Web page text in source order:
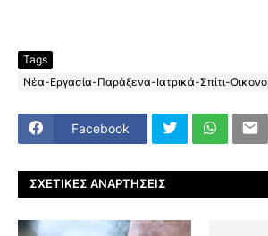
Tags
Νέα-Εργασία-Παράξενα-Ιατρικά-Σπίτι-
Facebook
ΣΧΕΤΙΚΈΣ ΑΝΑΡΤΉΣΕΙΣ